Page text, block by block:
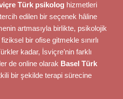
Türk psikolog hizmetleri
edilen bir seçenek hâline
artmasıyla birlikte, psikolojik
bir ofise gitmekle sınırlı
kadar, İsviçre’nin farklı
de online olarak Basel Türk
bir şekilde terapi sürecine